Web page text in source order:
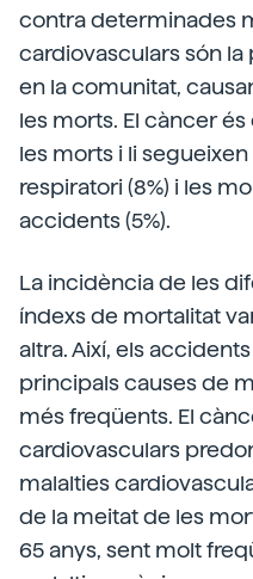
contra determinades
cardiovasculars són
en la comunitat,
les morts. El càncer
les morts i li
respiratori (8%) i les
accidents (5%).
La incidència de les
índexs de mortalitat
altra. Així, els
principals causes de
més freqüents. El
cardiovasculars
malalties
de la meitat de les
65 anys, sent molt